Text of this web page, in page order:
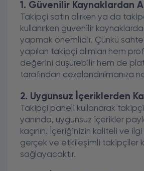
1. Güvenilir Kaynaklardan
Takipçi satın alırken ya da
kullanırken güvenilir
yapmak önemlidir. Çünkü
yapılan takipçi alımları hem
değerini düşürebilir hem de
tarafından cezalandırılmanıza
2. Uygunsuz İçeriklerden
Takipçi paneli kullanarak
yanında, uygunsuz içerikler
kaçının. İçeriğinizin kaliteli ve
gerçek ve etkileşimli takipçiler
sağlayacaktır.